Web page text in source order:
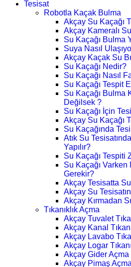
Tesisat
Robotla Kaçak Bulma
Akçay Su Kaçağı
Akçay Kameralı
Su Kaçağı Bulma
Suya Nasıl
Akçay Kaçak Su
Su Kaçağı Nedir?
Su Kaçağı Nasıl
Su Kaçağı Tespit
Su Kaçağı Bulma
Değilsek ?
Su Kaçağı İçin
Akçay Su Kaçağı
Su Kaçağında
Atık Su
Yapılır?
Su Kaçağı Tespiti
Su Kaçağı
Gerekir?
Akçay Tesisatta
Akçay Su
Akçay Kırmadan
Tıkanıklık Açma
Akçay Tuvalet
Akçay Kanal
Akçay Lavabo
Akçay Logar
Akçay Gider Açma
Akçay Pimaş Açma